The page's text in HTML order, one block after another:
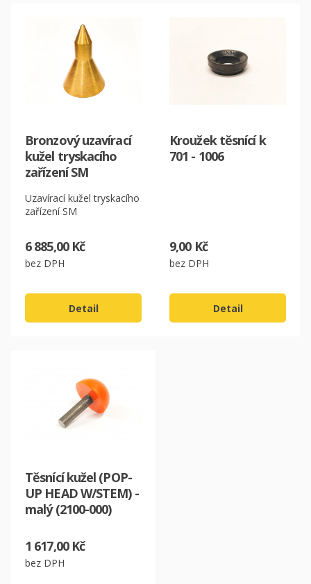
Bronzový uzavírací
kužel tryskacího
zařízení SM
Uzavírací kužel tryskacího
zařízení SM
6 885,00 Kč
bez DPH
Detail
Kroužek těsnící k
701 - 1006
9,00 Kč
bez DPH
Detail
Těsnící kužel (POP-
UP HEAD W/STEM) -
malý (2100-000)
1 617,00 Kč
bez DPH